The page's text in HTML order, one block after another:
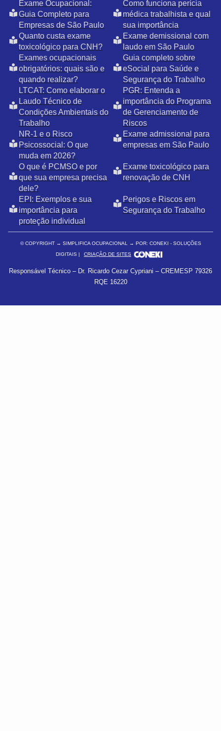
Exame Ocupacional:
Guia Completo para
Empresas de São Paulo
Como funciona perícia
médica trabalhista e qual
sua importância
Quanto custa exame
toxicológico para CNH?
Exame demissional com
laudo em São Paulo
Exames ocupacionais
obrigatórios: quais são e
quando realizar?
Guia completo sobre
eSocial para Saúde e
Segurança do Trabalho
LTCAT: Como elaborar o
Laudo Técnico de
Condições Ambientais do
Trabalho
PGR: Entenda a
importância do Programa
de Gerenciamento de
Riscos
NR-1 e o Risco
Psicossocial: O que
muda em 2026?
Exame admissional para
empresas em São Paulo
O que é PCMSO e por
que sua empresa precisa
dele?
Exame toxicológico para
renovação de CNH
EPI: Exemplos e sua
importância para
proteção individual
Perigos e Riscos em
Segurança do Trabalho
© COPYRIGHT → SIMPLIFICA OCUPACIONAL → POR: CONEKI - SOLUÇÕES
DIGITAIS |
CRIAÇÃO DE SITES
Responsável Técnico – Dr. Ricardo Cezar Cypriani – CREMESP 79326
RQE 16220